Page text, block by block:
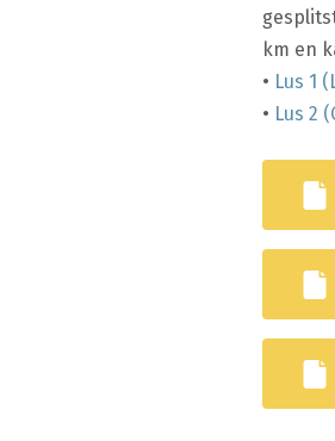
km en
• Lus 1
• Lus 2